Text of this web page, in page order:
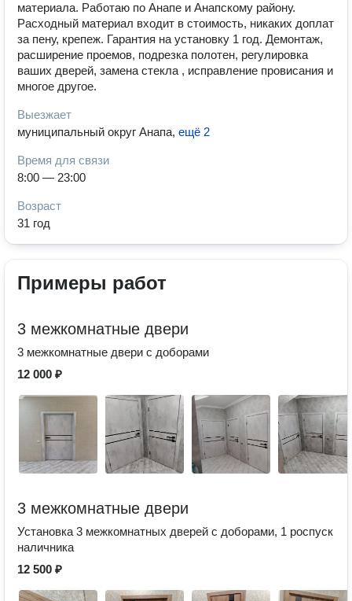
материала. Работаю по Анапе и Анапскому району.
Расходный материал входит в стоимость, никаких доплат
за пену, крепеж. Гарантия на установку 1 год. Демонтаж,
расширение проемов, подрезка полотен, регулировка
ваших дверей, замена стекла , исправление провисания и
многое другое.
Выезжает
муниципальный округ Анапа, ещё 2
Время для связи
8:00 — 23:00
Возраст
31 год
Примеры работ
3 межкомнатные двери
3 межкомнатные двери с доборами
12 000 ₽
3 межкомнатные двери
Установка 3 межкомнатных дверей с доборами, 1 роспуск
наличника
12 500 ₽